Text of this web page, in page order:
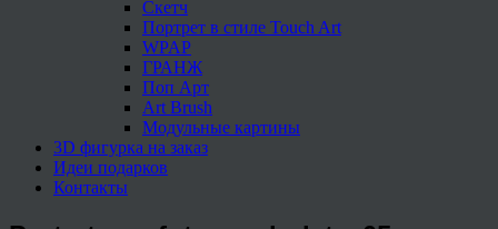
Скетч
Портрет в стиле Touch Art
WPAP
ГРАНЖ
Поп Арт
Art Brush
Модульные картины
3D фигурка на заказ
Идеи подарков
Контакты